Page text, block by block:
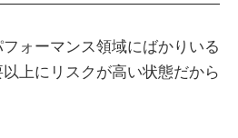
ォーマンス領域にばかりいる
上にリスクが高い状態だから